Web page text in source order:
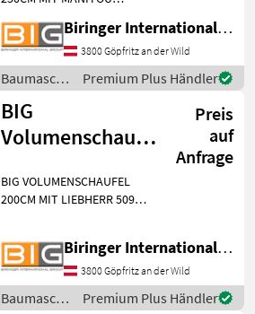
* Arbeitsbreite: 250 cm *
Eigengewicht: 585 kg *
Kapazität: 2.15 m3
Baumaschinen Schaufel
und Löffel
Biringer International GmbH
3800 Göpfritz an der Wild
Baumaschinen
/ BIG
Premium Plus Händler
BIG
Volumenschaufel
Liebherr 509
Preis
auf
Anfrage
BIG VOLUMENSCHAUFEL
200CM MIT LIEBHERR 509
493kg * Kapazität: 1.72 m3
Baumaschinen Schaufel
und Löffel
Biringer International GmbH
3800 Göpfritz an der Wild
BaumaschinenPremium Plus Händler